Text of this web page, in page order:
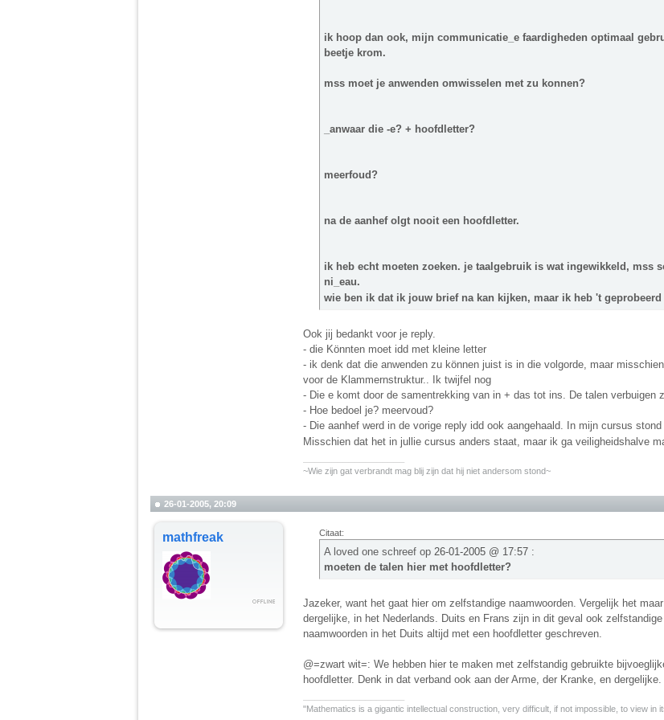
ik hoop dan ook, mijn communicatie_e faardigheden optimaal
beetje krom.
mss moet je anwenden omwisselen met zu konnen?
_anwaar die -e? + hoofdletter?
meerfoud?
na de aanhef olgt nooit een hoofdletter.
ik heb echt moeten zoeken. je taalgebruik is wat ingewikkeld, mss
ni_eau.
wie ben ik dat ik jouw brief na kan kijken, maar ik heb 't geprobeerd
Ook jij bedankt voor je reply.
- die Könnten moet idd met kleine letter
- ik denk dat die anwenden zu können juist is in die volgorde, maar
voor de Klammernstruktur.. Ik twijfel nog
- Die e komt door de samentrekking van in + das tot ins. De talen verbuigen
- Hoe bedoel je? meervoud?
- Die aanhef werd in de vorige reply idd ook aangehaald. In mijn cursus
Misschien dat het in jullie cursus anders staat, maar ik ga veiligheidshalve
~Wie zijn gat verbrandt mag blij zijn dat hij niet andersom stond~
26-01-2005, 20:09
mathfreak Citaat:
A loved one schreef op 26-01-2005 @ 17:57 :
moeten de talen hier met hoofdletter?
Jazeker, want het gaat hier om zelfstandige naamwoorden. Vergelijk het
dergelijke, in het Nederlands. Duits en Frans zijn in dit geval ook
naamwoorden in het Duits altijd met een hoofdletter geschreven.
@=zwart wit=: We hebben hier te maken met zelfstandig gebruikte
hoofdletter. Denk in dat verband ook aan der Arme, der Kranke, en dergelijke.
"Mathematics is a gigantic intellectual construction, very difficult, if not impossible, to view in